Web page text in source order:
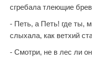
сгребала тлеющие
- Петь, а Петь! где ты,
слыхала, как ветхий
- Смотри, не в лес ли